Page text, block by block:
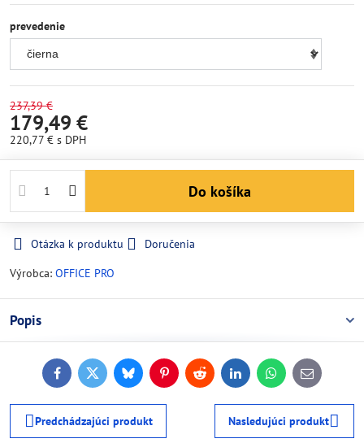
prevedenie
237,39 €
179,49 €
220,77 € s DPH
Do košíka
Otázka k produktu
Doručenia
Výrobca: OFFICE PRO
Popis
FacebookTwitterBlueskyPinterestReddit LinkedInWhatsApp
E-
mail
Predchádzajúci produkt Nasledujúci produkt